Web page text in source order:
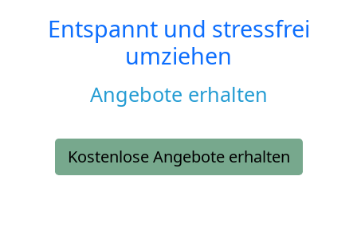
Entspannt und stressfrei
umziehen
Angebote erhalten
Kostenlose Angebote erhalten